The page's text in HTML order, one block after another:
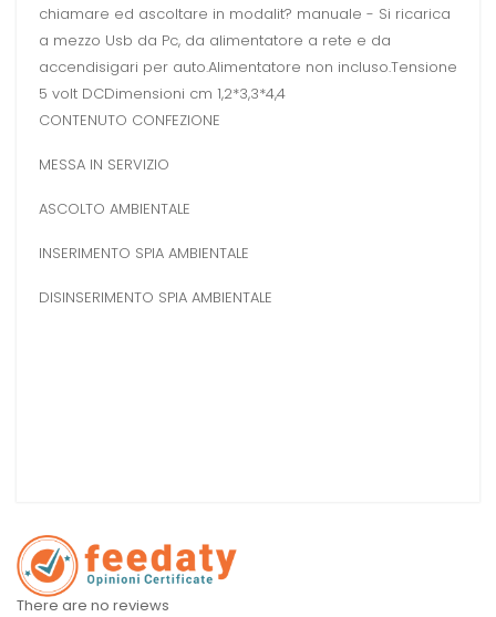
chiamare ed ascoltare in modalit? manuale - Si ricarica
a mezzo Usb da Pc, da alimentatore a rete e da
accendisigari per auto.Alimentatore non incluso.Tensione
5 volt DCDimensioni cm 1,2*3,3*4,4
CONTENUTO CONFEZIONE
MESSA IN SERVIZIO
ASCOLTO AMBIENTALE
INSERIMENTO SPIA AMBIENTALE
DISINSERIMENTO SPIA AMBIENTALE
There are no reviews